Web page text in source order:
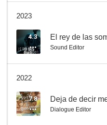
2023
4.3 El rey de las
Sound Editor
2022
7.8 Deja de decir
Dialogue Editor